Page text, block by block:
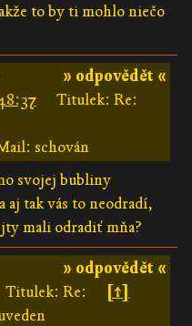
to by ti mohlo niečo
» odpovědět «
Titulek: Re:
schován
svojej bubliny
aj tak vás to neodradí,
mali odradiť mňa?
» odpovědět «
Titulek: Re:
[↑]